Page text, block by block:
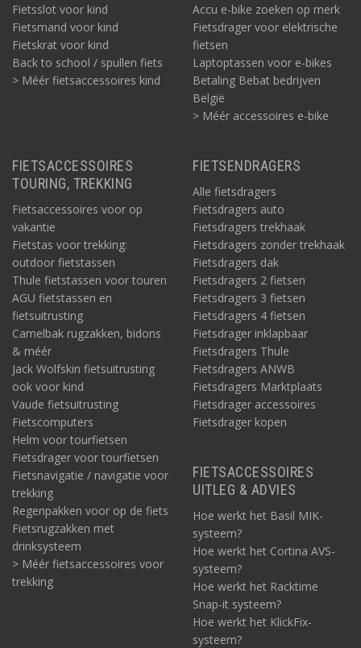
Fietsslot voor kind
Fietsmand voor kind
Fietskrat voor kind
Back to school / spullen fiets
> Méér fietsaccessoires kind
Accu e-bike zoeken op merk
Fietsdrager voor elektrische
fietsen
Laptoptassen voor e-bikes
Betaling Bebat bedrijven
België
> Méér accessoires e-bike
FIETSACCESSOIRES
TOURING, TREKKING
Fietsaccessoires voor op
vakantie
Fietstas voor trekking:
outdoor fietstassen
Thule fietstassen voor touren
AGU fietstassen en
fietsuitrusting
Camelbak rugzakken, bidons
& méér
Jack Wolfskin fietsuitrusting
ook voor kind
Vaude fietsuitrusting
Fietscomputers
Helm voor tourfietsen
Fietsdrager voor tourfietsen
Fietsnavigatie / navigatie voor
trekking
Regenpakken voor op de fiets
Fietsrugzakken met
drinksysteem
> Méér fietsaccessoires voor
trekking
FIETSENDRAGERS
Alle fietsdragers
Fietsdragers auto
Fietsdragers trekhaak
Fietsdragers zonder trekhaak
Fietsdragers dak
Fietsdragers 2 fietsen
Fietsdragers 3 fietsen
Fietsdragers 4 fietsen
Fietsdrager inklapbaar
Fietsdragers Thule
Fietsdragers ANWB
Fietsdragers Marktplaats
Fietsdrager accessoires
Fietsdrager kopen
FIETSACCESSOIRES
UITLEG & ADVIES
Hoe werkt het Basil MIK-
systeem?
Hoe werkt het Cortina AVS-
systeem?
Hoe werkt het Racktime
Snap-it systeem?
Hoe werkt het KlickFix-
systeem?